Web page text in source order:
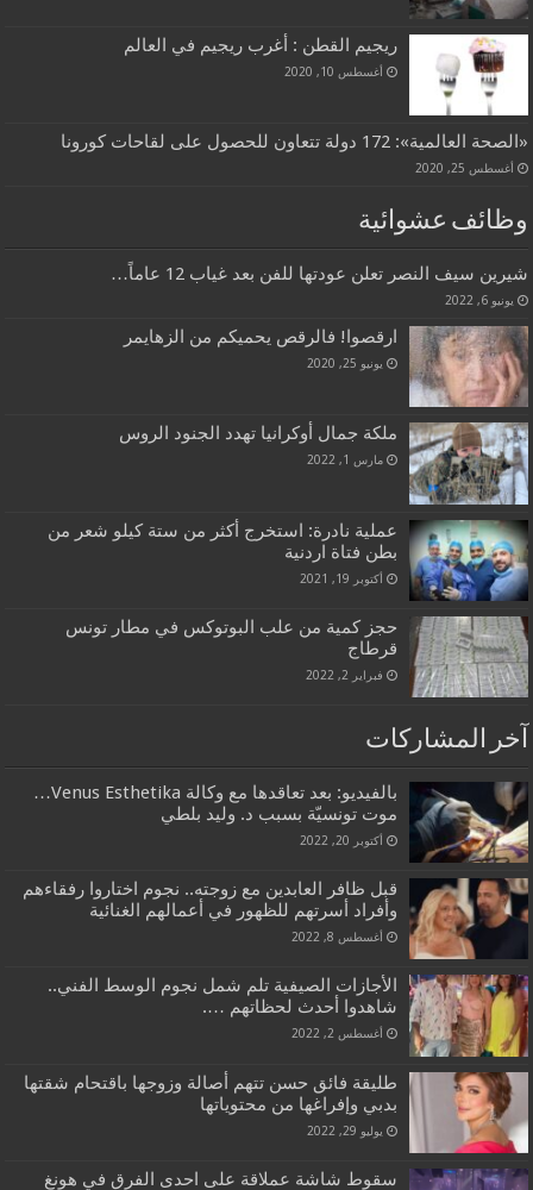
ريجيم القطن : أغرب ريجيم في العالم
أغسطس 10, 2020
«الصحة العالمية»: 172 دولة تتعاون للحصول على لقاحات كورونا
أغسطس 25, 2020
وظائف عشوائية
شيرين سيف النصر تعلن عودتها للفن بعد غياب 12 عاماً…
يونيو 6, 2022
ارقصوا! فالرقص يحميكم من الزهايمر
يونيو 25, 2020
ملكة جمال أوكرانيا تهدد الجنود الروس
مارس 1, 2022
عملية نادرة: استخرج أكثر من ستة كيلو شعر من
بطن فتاة اردنية
أكتوبر 19, 2021
حجز كمية من علب البوتوكس في مطار تونس
قرطاج
فبراير 2, 2022
آخر المشاركات
بالفيديو: بعد تعاقدها مع وكالة Venus Esthetika…
موت تونسيّة بسبب د. وليد بلطي
أكتوبر 20, 2022
قبل ظافر العابدين مع زوجته.. نجوم اختاروا رفقاءهم
وأفراد أسرتهم للظهور في أعمالهم الغنائية
أغسطس 8, 2022
الأجازات الصيفية تلم شمل نجوم الوسط الفني..
شاهدوا أحدث لحظاتهم ….
أغسطس 2, 2022
طليقة فائق حسن تتهم أصالة وزوجها باقتحام شقتها
بدبي وإفراغها من محتوياتها
يوليو 29, 2022
سقوط شاشة عملاقة على احدى الفرق في هونغ